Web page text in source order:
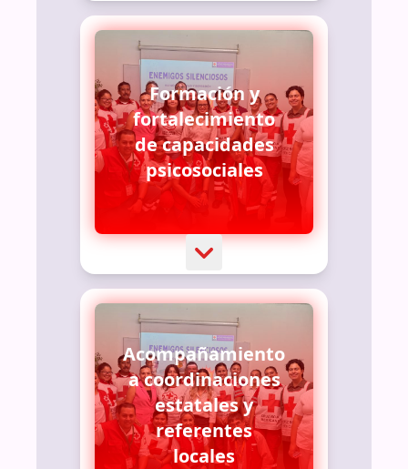
Formación y
fortalecimiento
de capacidades
psicosociales
Acompañamiento
a coordinaciones
estatales y
referentes
locales